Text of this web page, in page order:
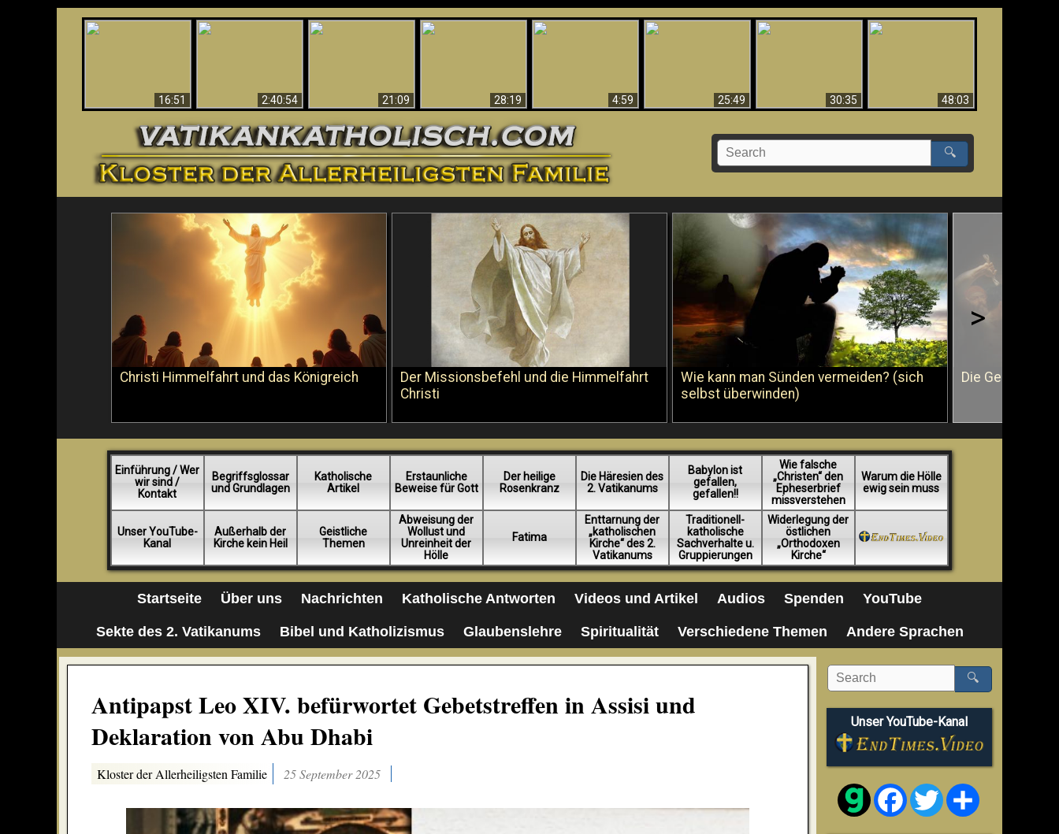
16:51
2:40:54
21:09
28:19
4:59
25:49 30:35
48:03
🔍
Christi Himmelfahrt und das Königreich
Der Missionsbefehl und die Himmelfahrt
Christi
Wie kann man Sünden vermeiden? (sich
selbst überwinden)
Die Geißelung
>
Einführung / Wer
wir sind /
Kontakt
Begriffsglossar
und Grundlagen
Katholische
Artikel
Erstaunliche
Beweise für Gott
Der heilige
Rosenkranz
Die Häresien des
2. Vatikanums
Babylon ist
gefallen,
gefallen!!
Wie falsche
„Christen“ den
Epheserbrief
missverstehen
Warum die Hölle
ewig sein muss
Unser YouTube-
Kanal
Außerhalb der
Kirche kein Heil
Geistliche
Themen
Abweisung der
Wollust und
Unreinheit der
Hölle
Fatima
Enttarnung der
„katholischen
Kirche“ des 2.
Vatikanums
Traditionell-
katholische
Sachverhalte u.
Gruppierungen
Widerlegung der
östlichen
„Orthodoxen
Kirche“
Startseite Über uns Nachrichten Katholische Antworten Videos und Artikel Audios Spenden YouTube
Sekte des 2. Vatikanums Bibel und Katholizismus Glaubenslehre Spiritualität Verschiedene Themen Andere Sprachen
Antipapst Leo XIV. befürwortet Gebetstreffen in Assisi und
Deklaration von Abu Dhabi
Kloster der Allerheiligsten Familie 25 September 2025
🔍
Unser YouTube-Kanal
FacebookTwitter